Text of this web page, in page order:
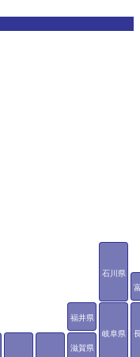
石川県
福井県
岐阜県
滋賀県